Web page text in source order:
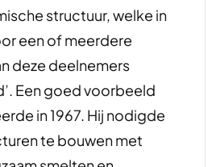
structuur, welke in
een of meerdere
deze deelnemers
Een goed voorbeeld
in 1967. Hij nodigde
te bouwen met